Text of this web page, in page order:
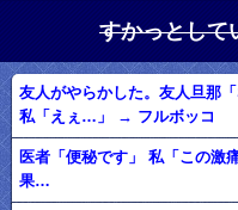
すかっとして
友人がやらかした。友人旦那
私「えぇ…」 → フルボッコ
医者「便秘です」 私「この
果…